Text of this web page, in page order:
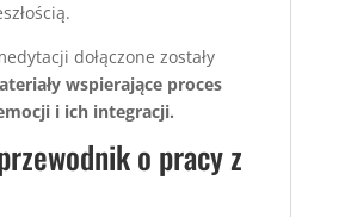
dołączone zostały
wspierające proces
i ich integracji.
o pracy z